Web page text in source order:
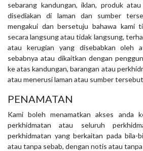
sebarang kandungan, iklan, produk
disediakan di laman dan sumber
mengakui dan bersetuju bahawa kami
secara langsung atau tidak langsung,
atau kerugian yang disebabkan oleh
sebabnya atau dikaitkan dengan
ke atas kandungan, barangan atau
atau menerusi laman atau sumber
PENAMATAN
Kami boleh menamatkan akses anda
perkhidmatan atau seluruh
perkhidmatan yang berkaitan pada bila-
atau tanpa sebab, dengan notis atau